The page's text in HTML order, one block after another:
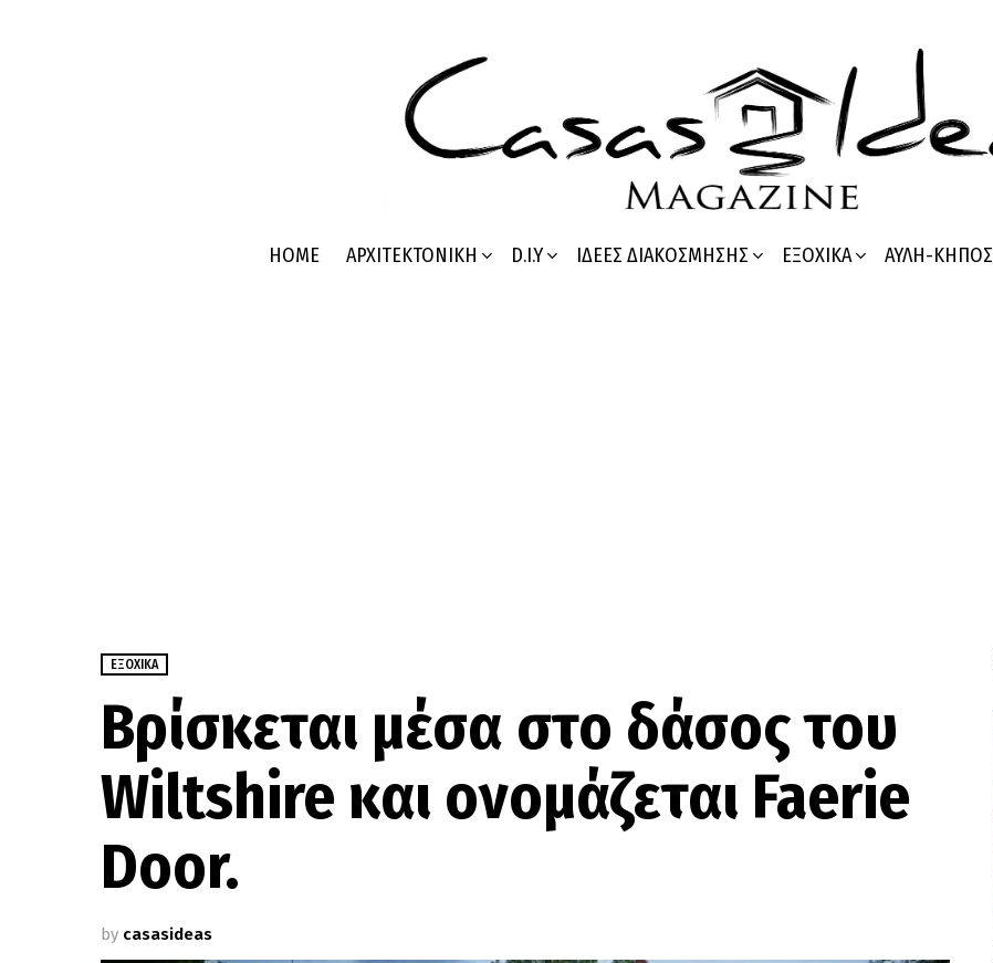
HOME ΑΡΧΙΤΕΚΤΟΝΙΚΉ D.I.Y ΙΔΈΕΣ ΔΙΑΚΌΣΜΗΣΗΣ ΕΞΟΧΙΚΆ ΑΥΛΉ-ΚΉΠΟΣ
ΕΞΟΧΙΚΆ
Βρίσκεται μέσα στο δάσος του
Wiltshire και ονομάζεται Faerie
Door.
by casasideas